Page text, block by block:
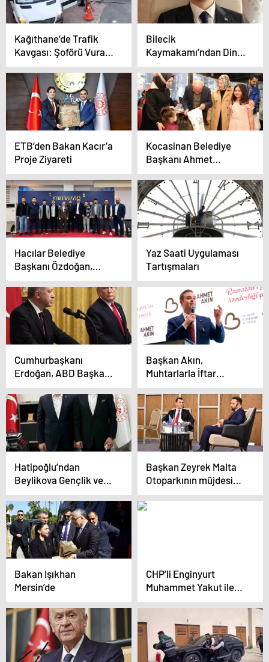
Kağıthane’de Trafik
Kavgası: Şoförü Vuran
Tuğba Tutuklandı
Bilecik
Kaymakamı’ndan Dini
Günlerde Dilencilere
Karşı Uyarı
ETB’den Bakan Kacır’a
Proje Ziyareti
Kocasinan Belediye
Başkanı Ahmet
Çolakbayrakdar, Yetim
Çocuklarla İftar Yaptı
Hacılar Belediye
Başkanı Özdoğan,
Gençlerle İftar
Programında Buluştu
Yaz Saati Uygulaması
Tartışmaları
Cumhurbaşkanı
Erdoğan, ABD Başkanı
Trump ile telefonda
görüştü
Başkan Akın,
Muhtarlarla İftar
Programında Bir Araya
Geldi
Hatipoğlu’ndan
Beylikova Gençlik ve
Spor’a Ziyaret
Başkan Zeyrek Malta
Otoparkının müjdesini
verdi
Bakan Işıkhan
Mersin’de
CHP’li Enginyurt
Muhammet Yakut ile
görüntülendi, ortalık